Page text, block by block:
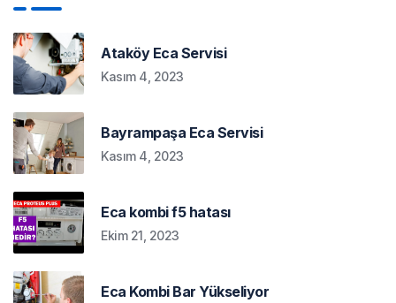
Ataköy Eca Servisi
Kasım 4, 2023
Bayrampaşa Eca Servisi
Kasım 4, 2023
Eca kombi f5 hatası
Ekim 21, 2023
Eca Kombi Bar Yükseliyor